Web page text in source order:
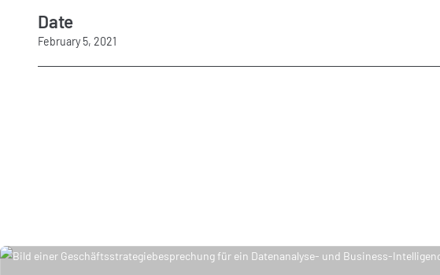
Date
February 5, 2021